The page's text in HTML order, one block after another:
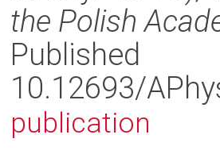
the Polish
Published
10.12693/
publication